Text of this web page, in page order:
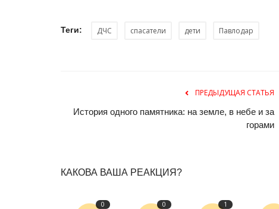
Теги: ДЧС спасатели дети Павлодар
ПРЕДЫДУЩАЯ СТАТЬЯ
История одного памятника: на земле, в небе и за
горами
КАКОВА ВАША РЕАКЦИЯ?
0 0 1